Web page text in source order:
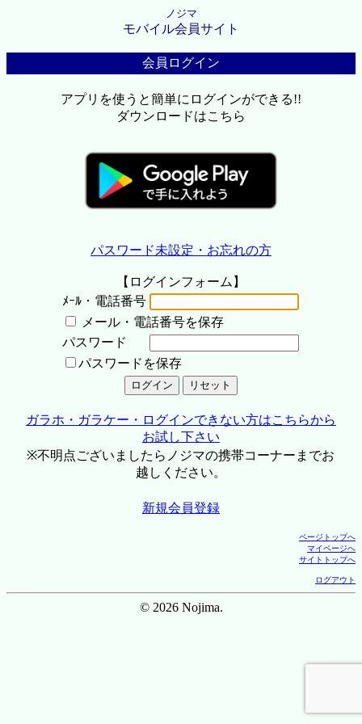
ノジマ
モバイル会員サイト
会員ログイン
アプリを使うと簡単にログインができる!!
ダウンロードはこちら
パスワード未設定・お忘れの方
【ログインフォーム】
ﾒｰﾙ・電話番号
メール・電話番号を保存
パスワード
パスワードを保存
ガラホ・ガラケー・ログインできない方はこちらから
お試し下さい
※不明点ございましたらノジマの携帯コーナーまでお
越しください。
新規会員登録
ページトップへ
マイページへ
サイトトップへ
ログアウト
© 2026 Nojima.